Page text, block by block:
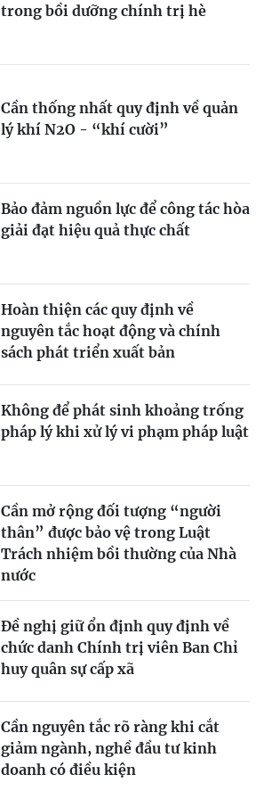
trong bồi dưỡng chính trị hè
Cần thống nhất quy định về quản
lý khí N2O - “khí cười”
Bảo đảm nguồn lực để công tác hòa
giải đạt hiệu quả thực chất
Hoàn thiện các quy định về
nguyên tắc hoạt động và chính
sách phát triển xuất bản
Không để phát sinh khoảng trống
pháp lý khi xử lý vi phạm pháp luật
Cần mở rộng đối tượng “người
thân” được bảo vệ trong Luật
Trách nhiệm bồi thường của Nhà
nước
Đề nghị giữ ổn định quy định về
chức danh Chính trị viên Ban Chỉ
huy quân sự cấp xã
Cần nguyên tắc rõ ràng khi cắt
giảm ngành, nghề đầu tư kinh
doanh có điều kiện